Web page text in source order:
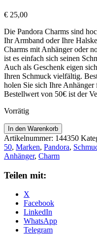
€ 25,00
Die Pandora Charms sind
Ihr Armband oder Ihre
Charms mit Anhänger oder
ist es einfach sich seinen
Auch als Geschenk eigen
Ihren Schmuck vielfältig.
holen Sie sich Ihre
Bestellwert von 50€ ist der
Vorrätig
Pandora
Anhänger
Matt
Grün
799555C00
Menge
In den Warenkorb
Artikelnummer: 144350
50, Marken, Pandora,
Anhänger, Charm
Teilen mit:
X
Facebook
LinkedIn
WhatsApp
Telegram